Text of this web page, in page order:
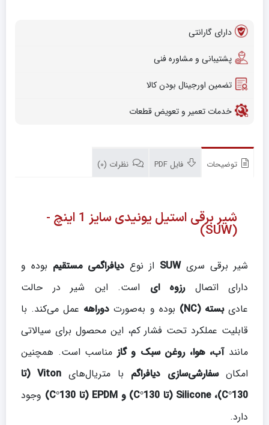
دارای گارانتی
پشتیبانی و مشاوره فنی
تضمین اورجینال بودن کالا
خدمات تعمیر و تعویض قطعات
توضیحات فایل PDF نظرات (0)
شیر برقی استیل یونیدی سایز 1 اینچ -
(SUW)
شیر برقی سریSUW از نوع دیافراگمی مستقیم بوده و
دارای اتصالرزوه ای است. این شیر در حالت
عادیبسته (NC) بوده و به‌صورت دو‌راهه عمل می‌کند. با
قابلیت عملکرد تحت فشار کم، این محصول برای سیالاتی
مانندآب، هوا، روغن سبک و گاز مناسب است. همچنین
امکانسفارشی‌سازی دیافراگم با متریال‌های
Viton (تا
130°C)، Silicone (تا 130°C) و EPDM (تا 130°C)
وجود
دارد.